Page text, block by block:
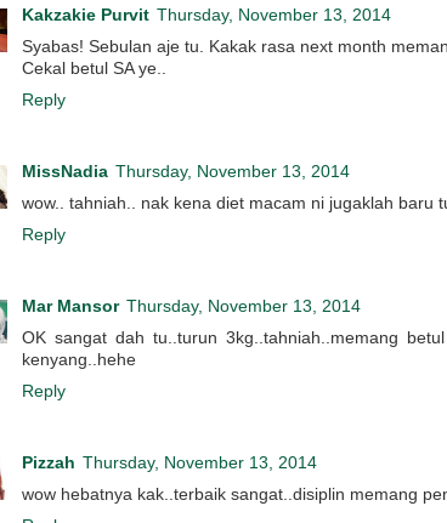
Kakzakie Purvit Thursday, November 13, 2014
Syabas! Sebulan aje tu. Kakak rasa next month
Cekal betul SA ye..
Reply
MissNadia Thursday, November 13, 2014
wow.. tahniah.. nak kena diet macam ni jugaklah baru
Reply
Mar Mansor Thursday, November 13, 2014
OK sangat dah tu..turun 3kg..tahniah..memang
kenyang..hehe
Reply
Pizzah Thursday, November 13, 2014
wow hebatnya kak..terbaik sangat..disiplin memang